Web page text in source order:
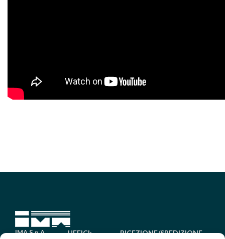
IMA S.p.A. UFFICI: RICEZIONE/SPEDIZIONE